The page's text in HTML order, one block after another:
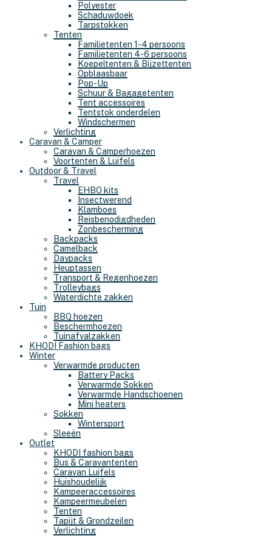
Polyester
Schaduwdoek
Tarpstokken
Tenten
Familietenten 1-4 persoons
Familietenten 4-6 persoons
Koepeltenten & Bijzettenten
Opblaasbaar
Pop-Up
Schuur & Bagagetenten
Tent accessoires
Tentstok onderdelen
Windschermen
Verlichting
Caravan & Camper
Caravan & Camperhoezen
Voortenten & Luifels
Outdoor & Travel
Travel
EHBO kits
Insectwerend
Klamboes
Reisbenodigdheden
Zonbescherming
Backpacks
Camelback
Daypacks
Heuptassen
Transport & Regenhoezen
Trolleybags
Waterdichte zakken
Tuin
BBQ hoezen
Beschermhoezen
Tuinafvalzakken
KHODI Fashion bags
Winter
Verwarmde producten
Battery Packs
Verwarmde Sokken
Verwarmde Handschoenen
Mini heaters
Sokken
Wintersport
Sleeën
Outlet
KHODI fashion bags
Bus & Caravantenten
Caravan Luifels
Huishoudelijk
Kampeeraccessoires
Kampeermeubelen
Tenten
Tapijt & Grondzeilen
Verlichting